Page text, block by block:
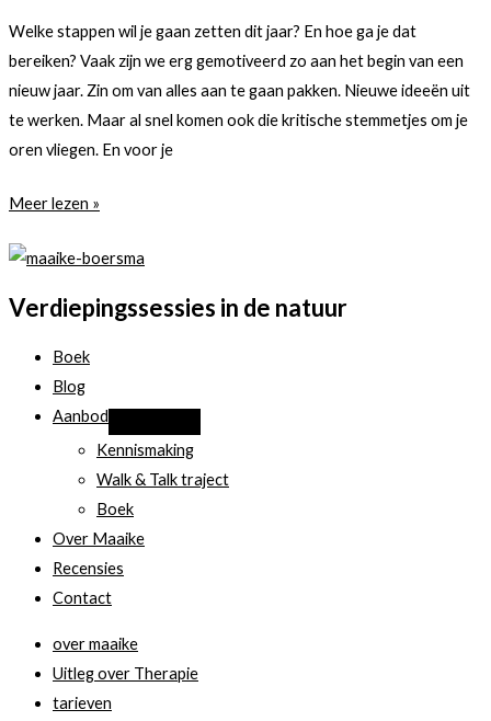
Welke stappen wil je gaan zetten dit jaar? En hoe ga je dat
bereiken? Vaak zijn we erg gemotiveerd zo aan het begin van een
nieuw jaar. Zin om van alles aan te gaan pakken. Nieuwe ideeën uit
te werken. Maar al snel komen ook die kritische stemmetjes om je
oren vliegen. En voor je
Welke
ga
maken
Meer lezen »
Verdiepingssessies in de natuur
Boek
Blog
Aanbod
Kennismaking
Walk & Talk traject
Boek
Over Maaike
Recensies
Contact
over maaike
Uitleg over Therapie
tarieven